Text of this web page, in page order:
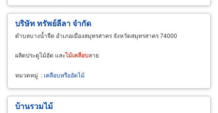
บริษัท ทรัพย์ลีลา จำกัด
ตำบลบางน้ำจืด อำเภอเมืองสมุทรสาคร จังหวัดสมุทรสาคร 74000
ผลิตประตูไม้อัด และไม้เคลือบลาย
หมวดหมู่ : เคลือบหรืออัดไม้
บ้านรวมไม้